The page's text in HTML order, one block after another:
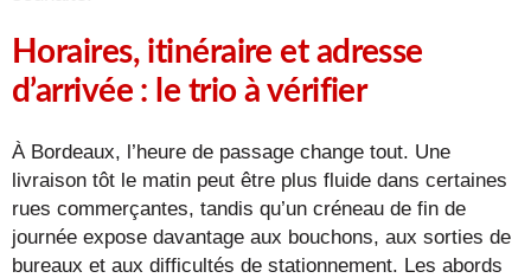
Horaires, itinéraire et adresse
d’arrivée : le trio à vérifier
À Bordeaux, l’heure de passage change tout. Une
livraison tôt le matin peut être plus fluide dans certaines
rues commerçantes, tandis qu’un créneau de fin de
journée expose davantage aux bouchons, aux sorties de
bureaux et aux difficultés de stationnement. Les abords